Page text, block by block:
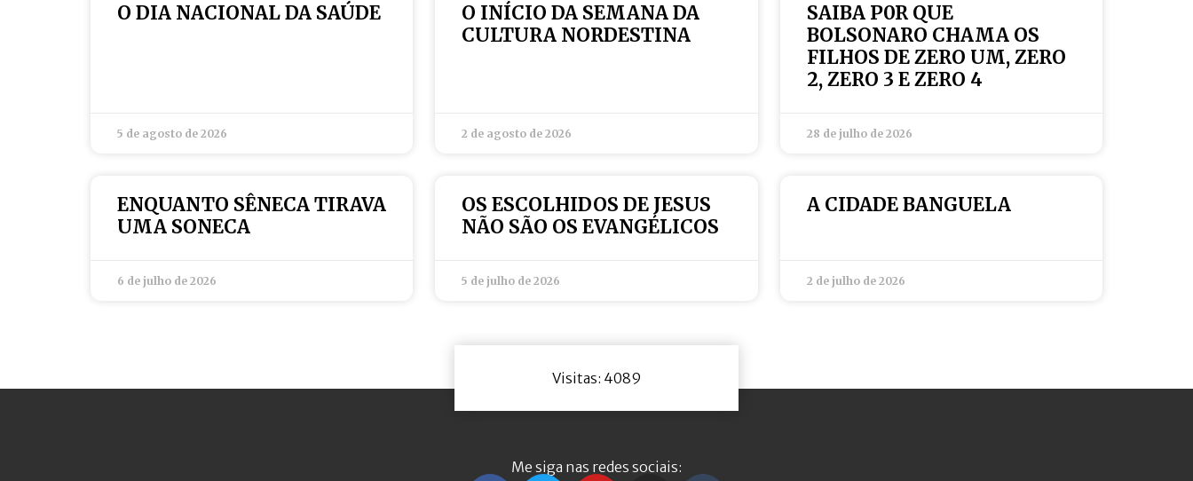
O DIA NACIONAL DA SAÚDE
5 de agosto de 2026
O INÍCIO DA SEMANA DA
CULTURA NORDESTINA
2 de agosto de 2026
SAIBA P0R QUE
BOLSONARO CHAMA OS
FILHOS DE ZERO UM, ZERO
2, ZERO 3 E ZERO 4
28 de julho de 2026
ENQUANTO SÊNECA TIRAVA
UMA SONECA
6 de julho de 2026
OS ESCOLHIDOS DE JESUS
NÃO SÃO OS EVANGÉLICOS
5 de julho de 2026
A CIDADE BANGUELA
2 de julho de 2026
Visitas: 4089
Me siga nas redes sociais: